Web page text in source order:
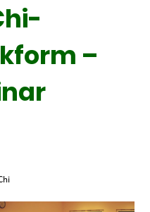
–